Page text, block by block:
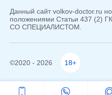
Данный сайт volkov-doctor.ru
положениями Статьи 437
СО СПЕЦИАЛИСТОМ.
©2020 - 2026 18+